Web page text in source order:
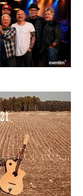
größten Hits
„Late Night
2026:
Riley Green im